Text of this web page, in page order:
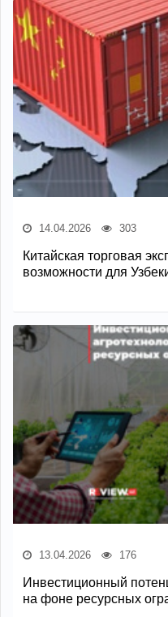
14.04.2026 303
Китайская торговая
возможности для
13.04.2026 176
Инвестиционный
на фоне ресурсных